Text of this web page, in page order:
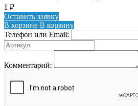
1 ₽
Оставить заявку
В корзине В корзину
Телефон или Email:
Комментарий: